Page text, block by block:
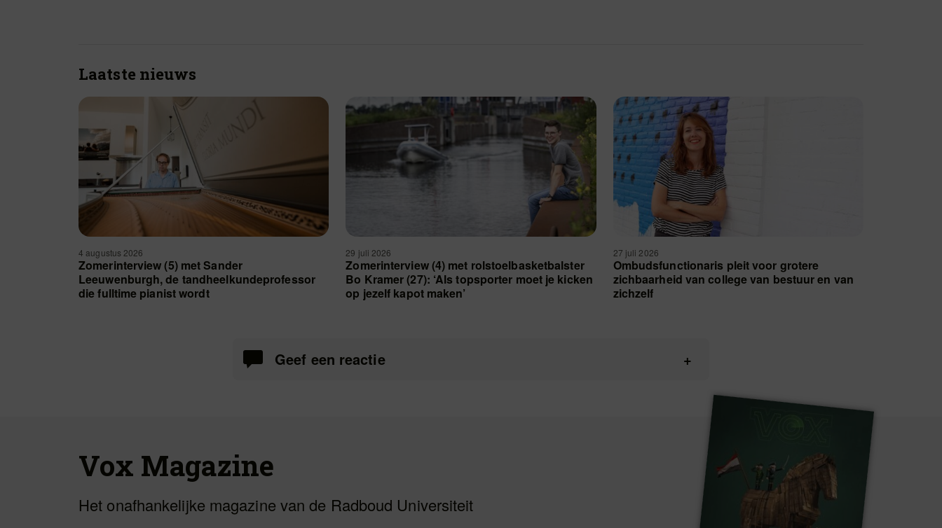
Laatste nieuws
4 augustus 2026
Zomerinterview (5) met Sander
Leeuwenburgh, de tandheelkundeprofessor
die fulltime pianist wordt
29 juli 2026
Zomerinterview (4) met rolstoelbasketbalster
Bo Kramer (27): ‘Als topsporter moet je kicken
op jezelf kapot maken’
27 juli 2026
Ombudsfunctionaris pleit voor grotere
zichbaarheid van college van bestuur en van
zichzelf
Geef een reactie
Vox Magazine
Het onafhankelijke magazine van de Radboud Universiteit